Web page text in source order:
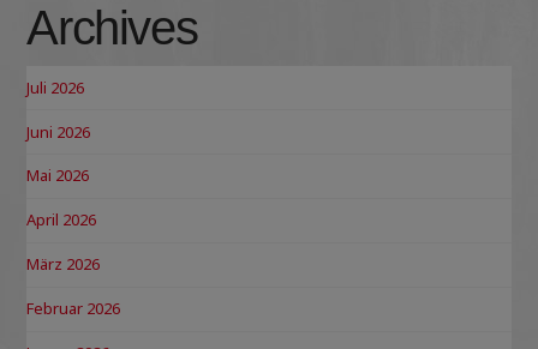
Archives
Juli 2026
Juni 2026
Mai 2026
April 2026
März 2026
Februar 2026